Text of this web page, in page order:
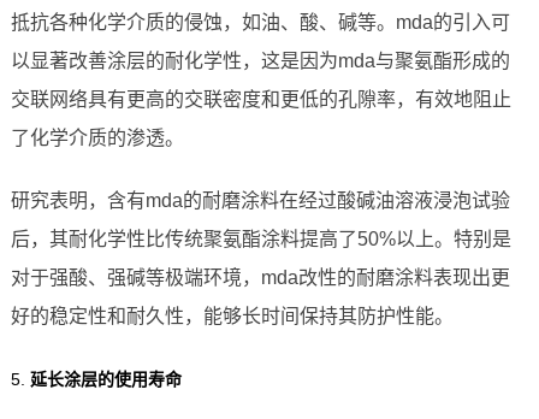
抵抗各种化学介质的侵蚀，如油、酸、碱等。mda的引入可
以显著改善涂层的耐化学性，这是因为mda与聚氨酯形成的
交联网络具有更高的交联密度和更低的孔隙率，有效地阻止
了化学介质的渗透。
研究表明，含有mda的耐磨涂料在经过酸碱油溶液浸泡试验
后，其耐化学性比传统聚氨酯涂料提高了50%以上。特别是
对于强酸、强碱等极端环境，mda改性的耐磨涂料表现出更
好的稳定性和耐久性，能够长时间保持其防护性能。
5. 延长涂层的使用寿命